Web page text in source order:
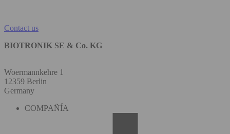
Contact us
BIOTRONIK SE & Co. KG
Woermannkehre 1
12359 Berlin
Germany
COMPAÑÍA